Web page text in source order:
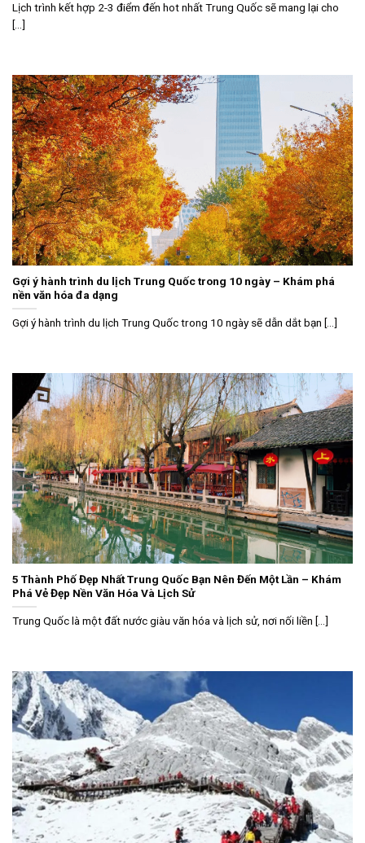
Lịch trình kết hợp 2-3 điểm đến hot nhất Trung Quốc sẽ mang lại cho
[...]
Gợi ý hành trình du lịch Trung Quốc trong 10 ngày – Khám phá
nền văn hóa đa dạng
Gợi ý hành trình du lịch Trung Quốc trong 10 ngày sẽ dẫn dắt bạn [...]
5 Thành Phố Đẹp Nhất Trung Quốc Bạn Nên Đến Một Lần – Khám
Phá Vẻ Đẹp Nền Văn Hóa Và Lịch Sử
Trung Quốc là một đất nước giàu văn hóa và lịch sử, nơi nối liền [...]